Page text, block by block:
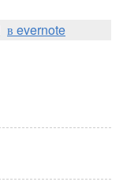
в evernote